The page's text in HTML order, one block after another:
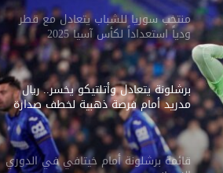
منتخب سوريا للشباب يتعادل مع قطر
ودياً استعداداً لكأس آسيا 2025
برشلونة يتعادل وأتلتيكو يخسر.. ريال
مدريد أمام فرصة ذهبية لخطف صدارة
“الليغا”
قائمة برشلونة أمام خيتافي في الدوري